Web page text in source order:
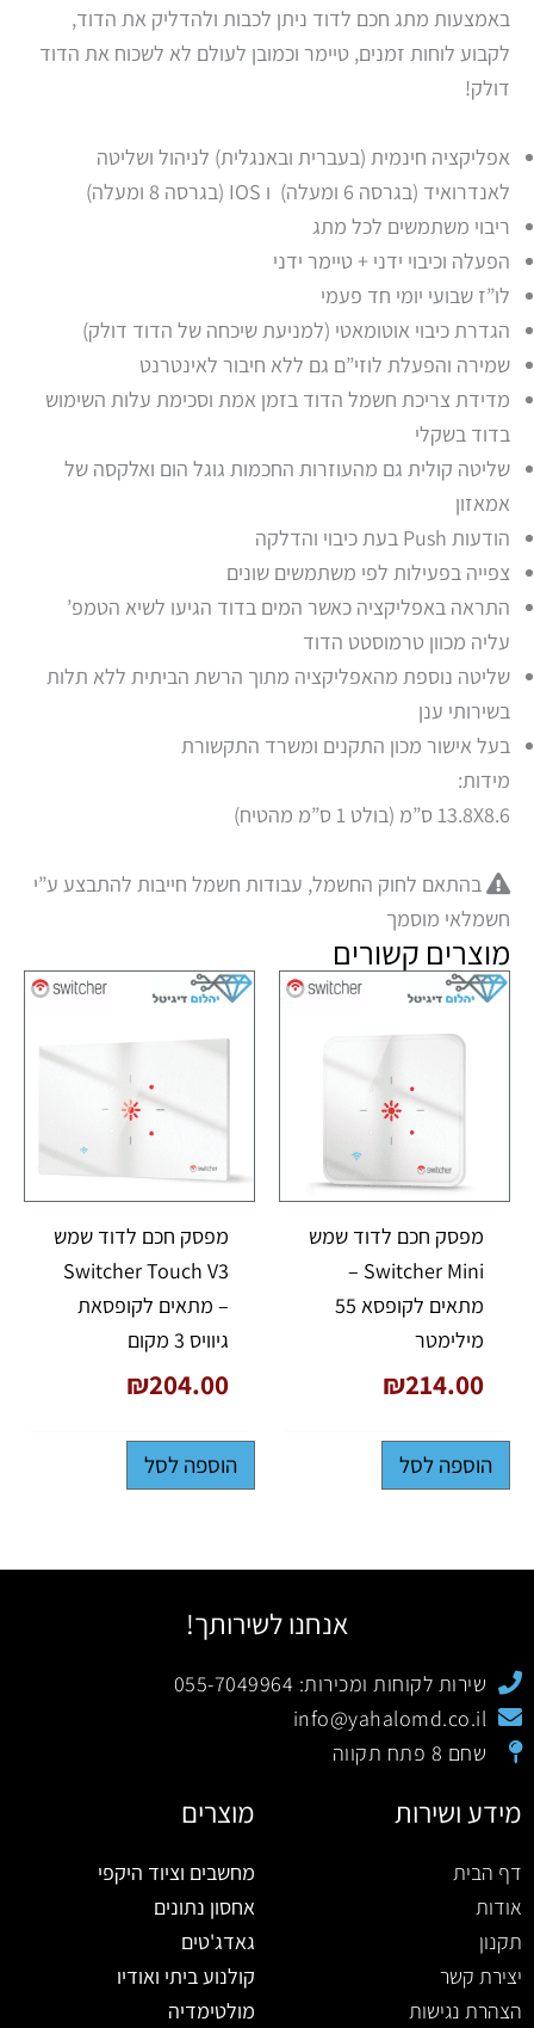
באמצעות מתג חכם לדוד ניתן לכבות ולהדליק את הדוד,
לקבוע לוחות זמנים, טיימר וכמובן לעולם לא לשכוח את הדוד
דולק!
אפליקציה חינמית (בעברית ובאנגלית) לניהול ושליטה
לאנדרואיד (בגרסה 6 ומעלה) ו IOS (בגרסה 8 ומעלה)
ריבוי משתמשים לכל מתג
הפעלה וכיבוי ידני + טיימר ידני
לו”ז שבועי יומי חד פעמי
הגדרת כיבוי אוטומאטי (למניעת שיכחה של הדוד דולק)
שמירה והפעלת לוזי”ם גם ללא חיבור לאינטרנט
מדידת צריכת חשמל הדוד בזמן אמת וסכימת עלות השימוש
בדוד בשקלי
שליטה קולית גם מהעוזרות החכמות גוגל הום ואלקסה של
אמאזון
הודעות Push בעת כיבוי והדלקה
צפייה בפעילות לפי משתמשים שונים
התראה באפליקציה כאשר המים בדוד הגיעו לשיא הטמפ’
עליה מכוון טרמוסטט הדוד
שליטה נוספת מהאפליקציה מתוך הרשת הביתית ללא תלות
בשירותי ענן
בעל אישור מכון התקנים ומשרד התקשורת
מידות:
13.8X8.6 ס”מ (בולט 1 ס”מ מהטיח)
בהתאם לחוק החשמל, עבודות חשמל חייבות להתבצע ע”י
חשמלאי מוסמך
מוצרים קשורים
מפסק חכם לדוד שמש
Switcher Mini –
מתאים לקופסא 55
מילימטר
₪214.00
הוספה לסל
מפסק חכם לדוד שמש
Switcher Touch V3
– מתאים לקופסאת
גיוויס 3 מקום
₪204.00
הוספה לסל
אנחנו לשירותך!
שירות לקוחות ומכירות: 055-7049964
info@yahalomd.co.il
שחם 8 פתח תקווה
מידע ושירות
דף הבית
אודות
תקנון
יצירת קשר
הצהרת נגישות
מוצרים
מחשבים וציוד היקפי
אחסון נתונים
גאדג'טים
קולנוע ביתי ואודיו
מולטימדיה